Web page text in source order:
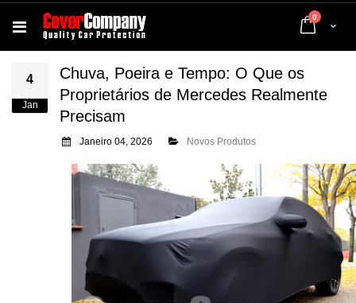
Cart
0 artigos
4
Jan
Chuva, Poeira e Tempo: O Que os
Proprietários de Mercedes Realmente
Precisam
Janeiro 04, 2026 Novos Produtos